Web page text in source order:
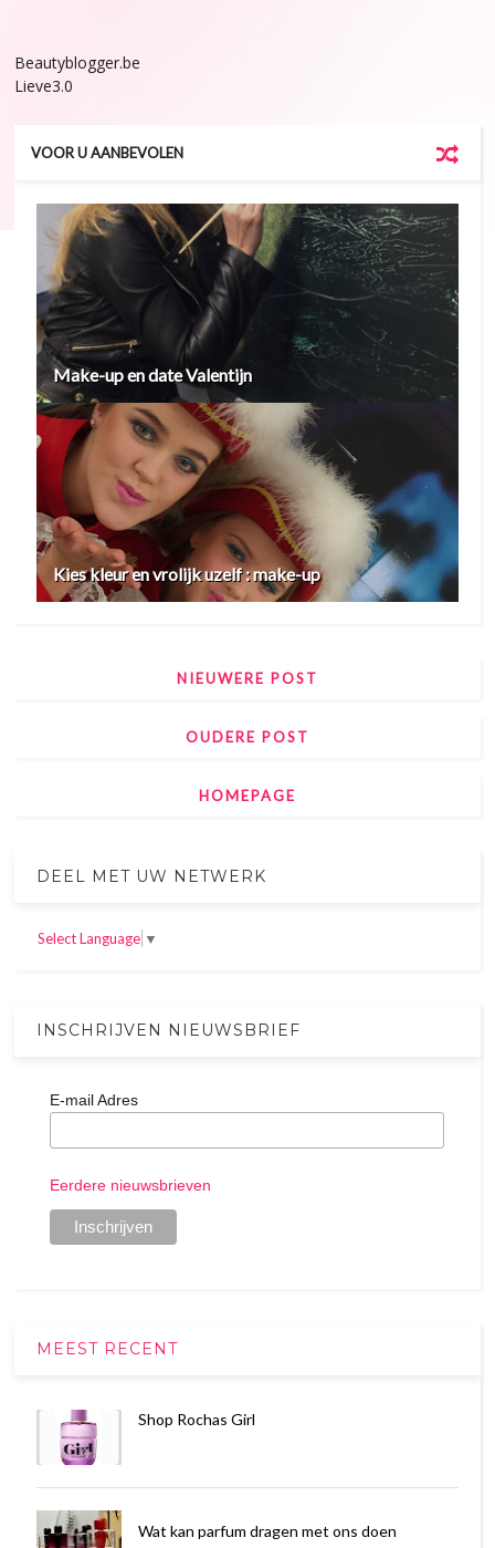
Beautyblogger.be
Lieve3.0
VOOR U AANBEVOLEN
Make-up en date Valentijn
Kies kleur en vrolijk uzelf : make-up
NIEUWERE POST
OUDERE POST
HOMEPAGE
DEEL MET UW NETWERK
Select Language ▼
INSCHRIJVEN NIEUWSBRIEF
E-mail Adres
Eerdere nieuwsbrieven
MEEST RECENT
Shop Rochas Girl
Wat kan parfum dragen met ons doen